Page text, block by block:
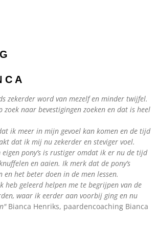
G
C A
zekerder word van mezelf en minder twijfel.
naar bevestigingen zoeken en dat is heel
ik meer in mijn gevoel kan komen en de tijd
dat ik mij nu zekerder en steviger voel.
pony’s is rustiger omdat ik er nu de tijd
en aaien. Ik merk dat de pony’s
het beter doen in de men lessen.
heb geleerd helpen me te begrijpen van de
waar ik eerder aan voorbij ging en nu
Bianca Henriks, paardencoaching Bianca